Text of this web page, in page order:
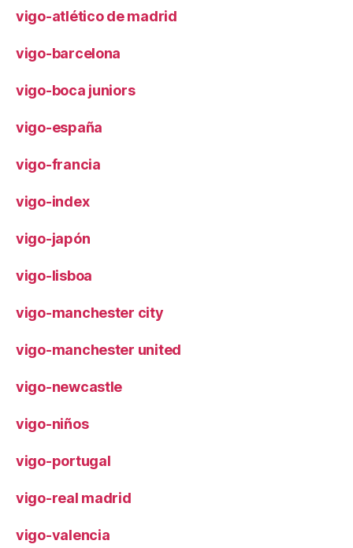
vigo-atlético de madrid
vigo-barcelona
vigo-boca juniors
vigo-españa
vigo-francia
vigo-index
vigo-japón
vigo-lisboa
vigo-manchester city
vigo-manchester united
vigo-newcastle
vigo-niños
vigo-portugal
vigo-real madrid
vigo-valencia